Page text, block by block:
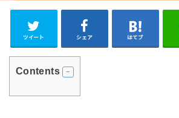
ツイート シェア はてブ
Contents